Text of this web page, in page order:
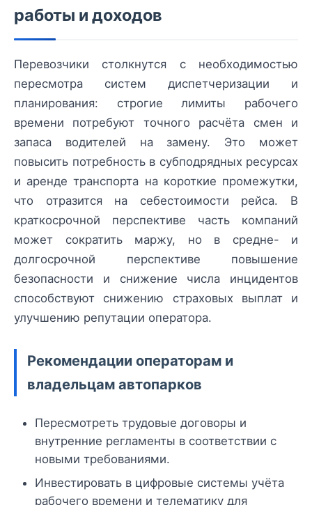
работы и доходов
Перевозчики столкнутся с необходимостью
пересмотра систем диспетчеризации и
планирования: строгие лимиты рабочего
времени потребуют точного расчёта смен и
запаса водителей на замену. Это может
повысить потребность в субподрядных ресурсах
и аренде транспорта на короткие промежутки,
что отразится на себестоимости рейса. В
краткосрочной перспективе часть компаний
может сократить маржу, но в средне- и
долгосрочной перспективе повышение
безопасности и снижение числа инцидентов
способствуют снижению страховых выплат и
улучшению репутации оператора.
Рекомендации операторам и
владельцам автопарков
Пересмотреть трудовые договоры и
внутренние регламенты в соответствии с
новыми требованиями.
Инвестировать в цифровые системы учёта
рабочего времени и телематику для